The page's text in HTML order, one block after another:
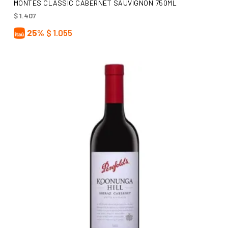
MONTES CLASSIC CABERNET SAUVIGNON 750ML
$1.407
25% $ 1.055